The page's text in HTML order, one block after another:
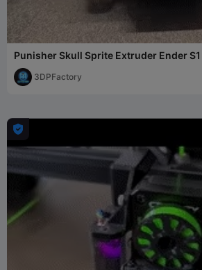
Punisher Skull Sprite Extruder Ender
3DPFactory
